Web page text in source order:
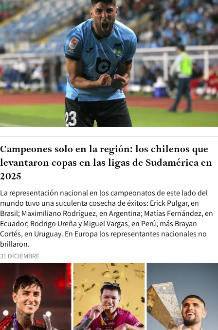
31 DICIEMBRE
La representación nacional en los campeonatos de este lado del
mundo tuvo una suculenta cosecha de éxitos: Erick Pulgar, en
Brasil; Maximiliano Rodríguez, en Argentina; Matías Fernández, en
Ecuador; Rodrigo Ureña y Miguel Vargas, en Perú; más Brayan
Cortés, en Uruguay. En Europa los representantes nacionales no
brillaron.
Campeones solo en la región: los chilenos que
levantaron copas en las ligas de Sudamérica en
2025